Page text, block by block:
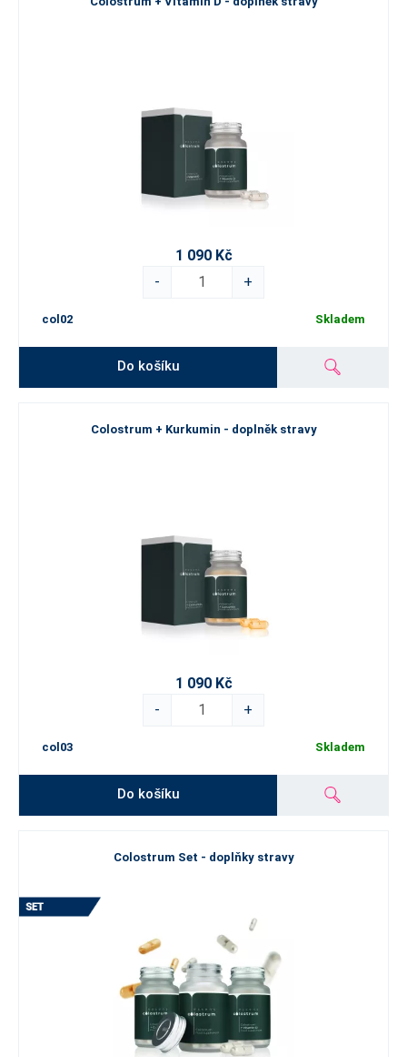
1 090 Kč
-
+
col02 Skladem
Do košíku
Colostrum + Kurkumin - doplněk stravy
1 090 Kč
-
+
col03 Skladem
Do košíku
Colostrum Set - doplňky stravy